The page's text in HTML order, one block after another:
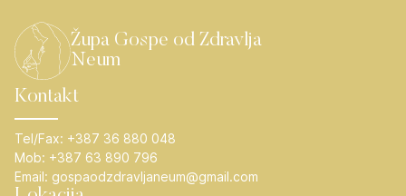
Župa Gospe od Zdravlja
Neum
Kontakt
Tel/Fax: +387 36 880 048
Mob: +387 63 890 796
Email: gospaodzdravljaneum@gmail.com